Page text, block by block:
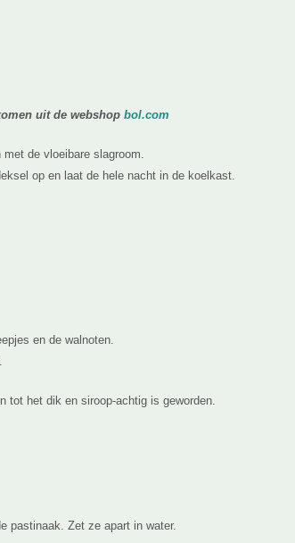
uit de webshop bol.com
de vloeibare slagroom.
op en laat de hele nacht in de koelkast.
en de walnoten.
tot het dik en siroop-achtig is geworden.
pastinaak. Zet ze apart in water.